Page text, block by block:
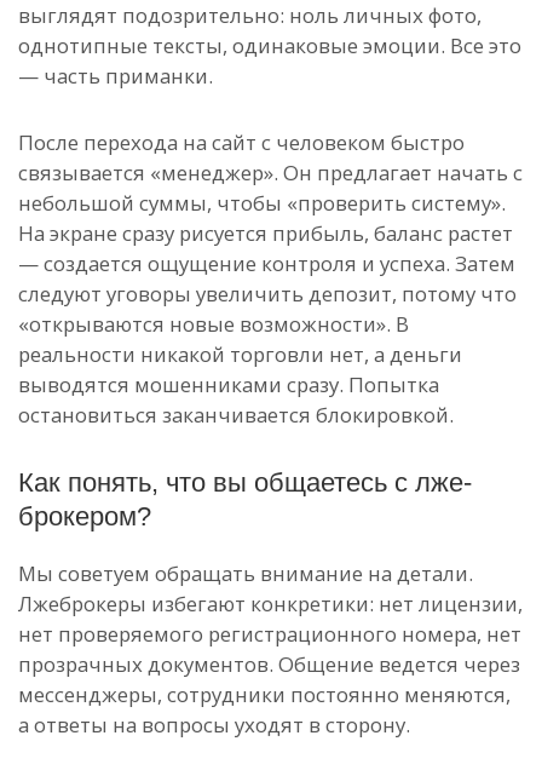
выглядят подозрительно: ноль личных фото,
однотипные тексты, одинаковые эмоции. Все это
— часть приманки.
После перехода на сайт с человеком быстро
связывается «менеджер». Он предлагает начать с
небольшой суммы, чтобы «проверить систему».
На экране сразу рисуется прибыль, баланс растет
— создается ощущение контроля и успеха. Затем
следуют уговоры увеличить депозит, потому что
«открываются новые возможности». В
реальности никакой торговли нет, а деньги
выводятся мошенниками сразу. Попытка
остановиться заканчивается блокировкой.
Как понять, что вы общаетесь с лже-
брокером?
Мы советуем обращать внимание на детали.
Лжеброкеры избегают конкретики: нет лицензии,
нет проверяемого регистрационного номера, нет
прозрачных документов. Общение ведется через
мессенджеры, сотрудники постоянно меняются,
а ответы на вопросы уходят в сторону.